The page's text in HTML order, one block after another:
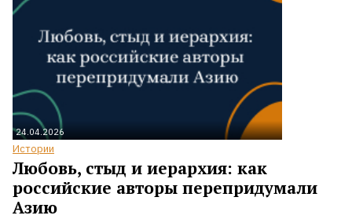
24.04.2026
Истории
Любовь, стыд и иерархия: как
российские авторы перепридумали
Азию